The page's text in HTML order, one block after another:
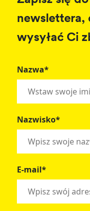
newslettera,
wysyłać Ci
Nazwa*
Nazwisko*
E-mail*